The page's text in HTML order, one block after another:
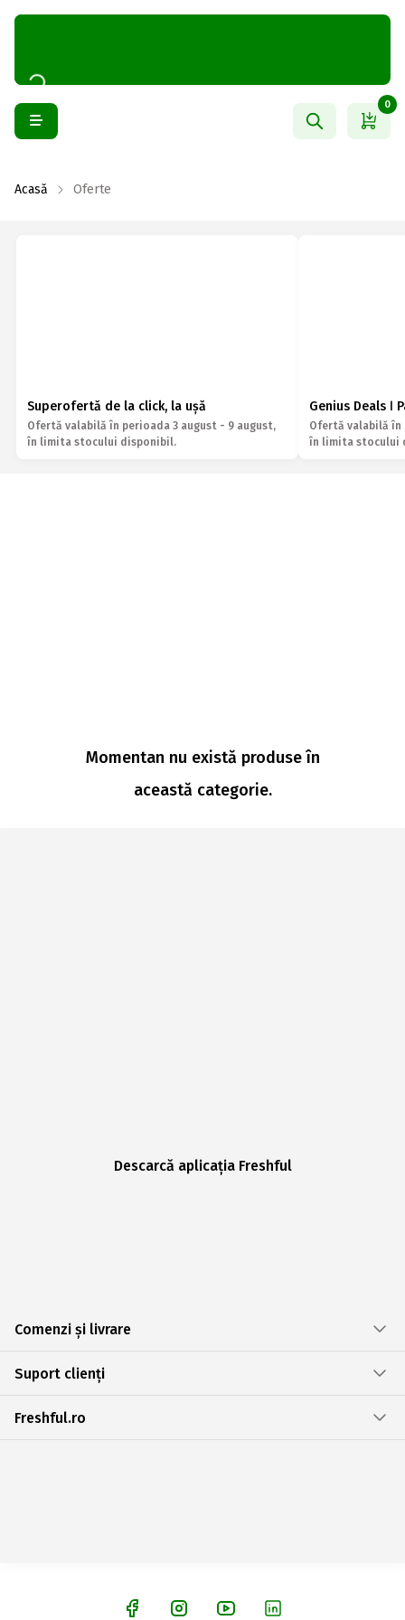
0
Acasă Oferte
Superofertă de la click, la ușă
Ofertă valabilă în perioada 3 august - 9 august,
în limita stocului disponibil.
Genius Deals ǀ
Ofertă valabilă în
în limita stocului
Momentan nu există produse în
această categorie.
Descarcă aplicația Freshful
Comenzi și livrare
Suport clienți
Freshful.ro